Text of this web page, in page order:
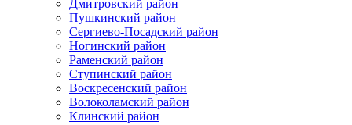
Дмитровский район
Пушкинский район
Сергиево-Посадский район
Ногинский район
Раменский район
Ступинский район
Воскресенский район
Волоколамский район
Клинский район